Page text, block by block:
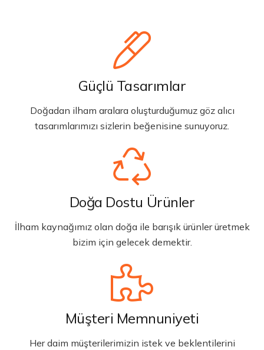
Güçlü Tasarımlar
Doğadan ilham aralara oluşturduğumuz göz alıcı
tasarımlarımızı sizlerin beğenisine sunuyoruz.
Doğa Dostu Ürünler
İlham kaynağımız olan doğa ile barışık ürünler üretmek
bizim için gelecek demektir.
Müşteri Memnuniyeti
Her daim müşterilerimizin istek ve beklentilerini